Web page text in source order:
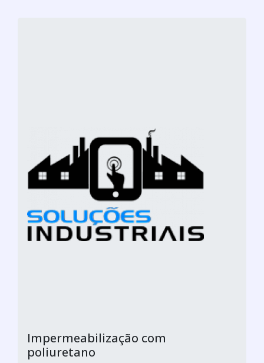
Impermeabilização com
poliuretano